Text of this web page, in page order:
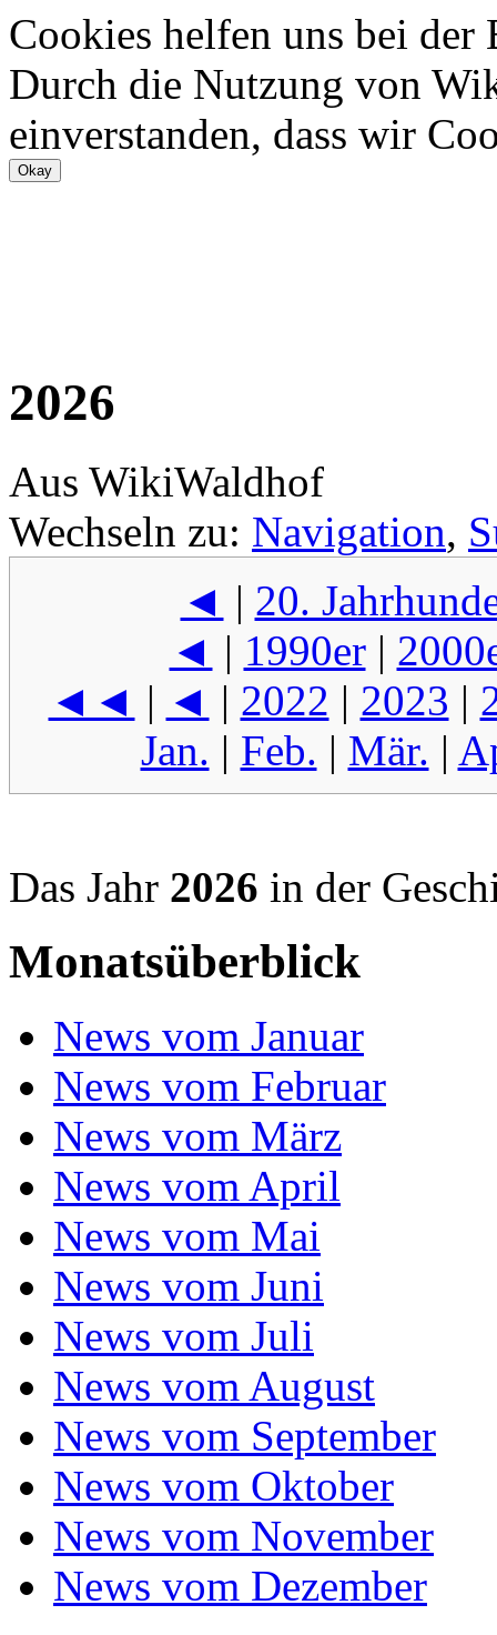
Cookies helfen uns bei
Durch die Nutzung von
einverstanden, dass wir
2026
Aus WikiWaldhof
Wechseln zu: Navigation,
◄ | 20.
◄ | 1990er|
◄◄ | ◄ | 2022 | 2023 |
Jan. | Feb. | Mär. |
Das Jahr 2026 in der
Monatsüberblick
News vom Januar
News vom Februar
News vom März
News vom April
News vom Mai
News vom Juni
News vom Juli
News vom August
News vom September
News vom Oktober
News vom November
News vom Dezember